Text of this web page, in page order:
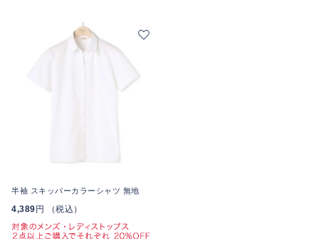
半袖 スキッパーカラーシャツ 無地
4,389 円 （税込）